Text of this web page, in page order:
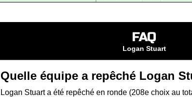
FAQ
Logan Stuart
Quelle équipe a repêché Logan
Logan Stuart a été repêché en ronde (208e choix au